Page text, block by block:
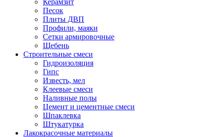
Керамзит
Песок
Плиты ДВП
Профили, маяки
Сетки армировочные
Щебень
Строительные смеси
Гидроизоляция
Гипс
Известь, мел
Клеевые смеси
Наливные полы
Цемент и цементные смеси
Шпаклевка
Штукатурка
Лакокрасочные материалы